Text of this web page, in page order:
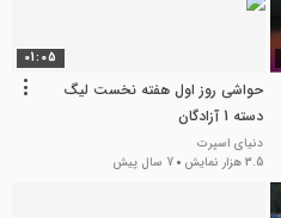
01:05
حواشی روز اول هفته نخست لیگ
دسته 1 آزادگان
دنیای اسپرت
3.5 هزار نمایش
7 سال پیش